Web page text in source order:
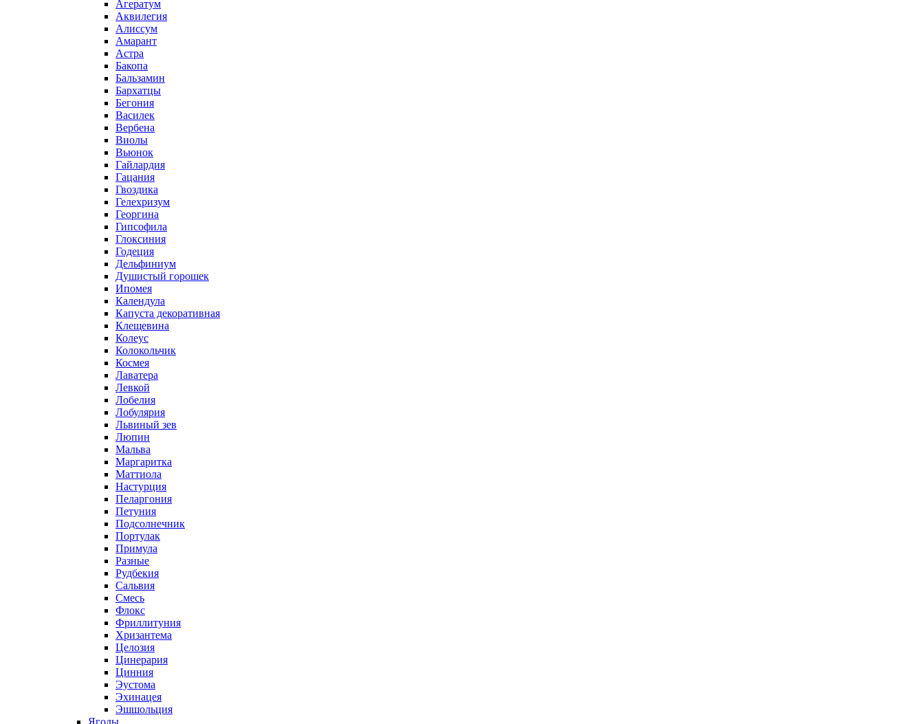
Агератум
Аквилегия
Алиссум
Амарант
Астра
Бакопа
Бальзамин
Бархатцы
Бегония
Василек
Вербена
Виолы
Вьюнок
Гайлардия
Гацания
Гвоздика
Гелехризум
Георгина
Гипсофила
Глоксиния
Годеция
Дельфиниум
Душистый горошек
Ипомея
Календула
Капуста декоративная
Клещевина
Колеус
Колокольчик
Космея
Лаватера
Левкой
Лобелия
Лобулярия
Львиный зев
Люпин
Мальва
Маргаритка
Маттиола
Настурция
Пеларгония
Петуния
Подсолнечник
Портулак
Примула
Разные
Рудбекия
Сальвия
Смесь
Флокс
Фриллитуния
Хризантема
Целозия
Цинерария
Цинния
Эустома
Эхинацея
Эшшольция